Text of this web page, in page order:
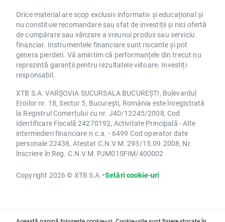
Orice material are scop exclusiv informativ și educațional și
nu constituie recomandare sau sfat de investiții și nici ofertă
de cumpărare sau vânzare a vreunui produs sau serviciu
financiar. Instrumentele financiare sunt riscante și pot
genera pierderi. Vă amintim că performanțele din trecut nu
reprezintă garanții pentru rezultatele viitoare. Investiți
responsabil.
XTB S.A. VARȘOVIA SUCURSALA BUCUREȘTI, Bulevardul
Eroilor nr. 18, Sector 5, București, România este înregistrată
la Registrul Comerțului cu nr. J40/13245/2008, Cod
Identificare Fiscală 24270192, Activitate Principală - Alte
intermedieri financiare n.c.a. - 6499 Cod operator date
personale 22438, Atestat C.N.V.M. 293/15.09.2008, Nr.
înscriere în Reg. C.N.V.M. PJM01SFIM/400002
Copyright 2026 © XTB S.A.•Setări cookie-uri